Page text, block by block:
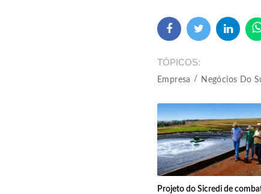
TÓPICOS
Empresa Negócios Do
Projeto do Sicredi de